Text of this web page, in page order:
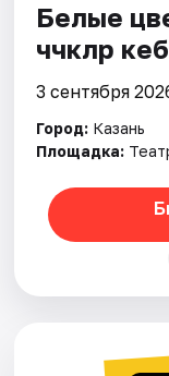
Белые
чәчәкләр
3 сентября
Город: Казань
Площадка: